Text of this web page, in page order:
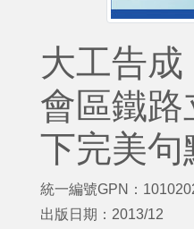
大工告
會區鐵路
下完美句
統一編號GPN：
出版日期：2013/12